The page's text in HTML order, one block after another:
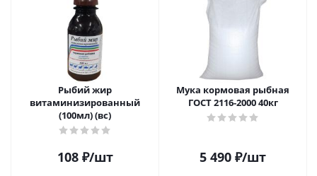
Рыбий жир
витаминизированный
(100мл) (вс)
108₽/шт
Мука кормовая рыбная
ГОСТ 2116-2000 40кг
5 490 ₽/шт